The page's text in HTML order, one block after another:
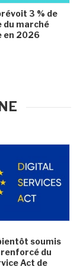
3 % de
du marché
en 2026
soumis
du
Act de